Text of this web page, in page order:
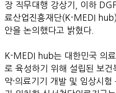
장 직무대행 강상기, 이하
료산업진흥재단(K-MEDI
안을 논의했다고 밝혔다.
K-MEDI hub는 대한민국 의
로 육성하기 위해 설립된 보
약·의료기기 개발 및 임상시